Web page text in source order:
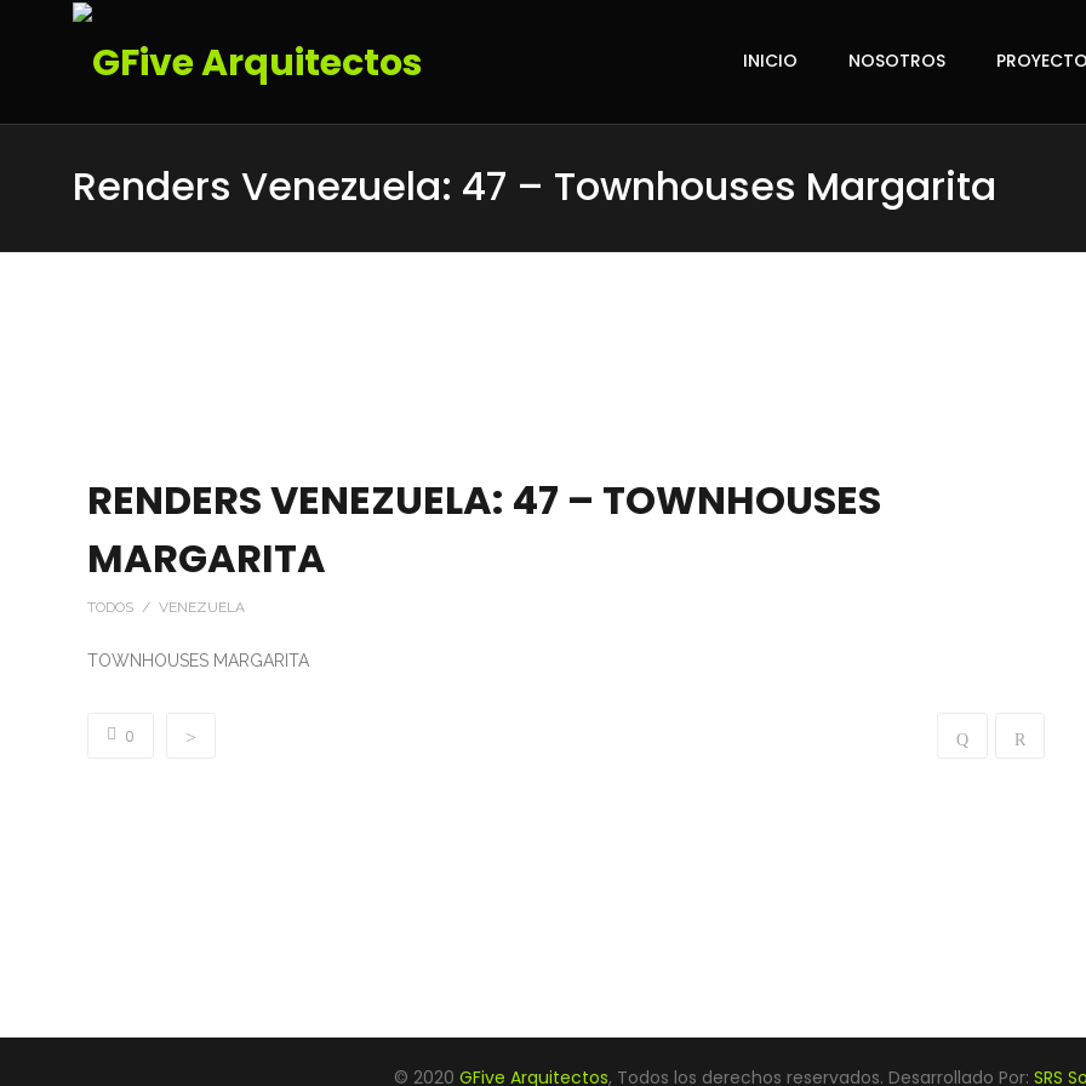
INICIO NOSOTROS
Renders Venezuela: 47 – Townhouses Margarita
RENDERS VENEZUELA: 47 – TOWNHOUSES
MARGARITA
TODOS / VENEZUELA
TOWNHOUSES MARGARITA
0
© 2020 GFive Arquitectos, Todos los derechos reservados. Desarrollado Por: SRS